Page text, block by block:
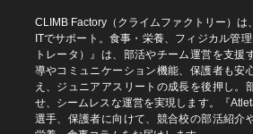
CLIMB Factory（クライムファクトリー）は
ITでサポート。食事・栄養、フィジカル管
トレータ）』は、部活やチーム運営を支援
導やコミュニケーション機能、保護者も安
え、ジュニアアスリートの成長を後押し。
せ、シームレスな運営を実現します。『
選手、保護者に向けて、競合校の部活紹介